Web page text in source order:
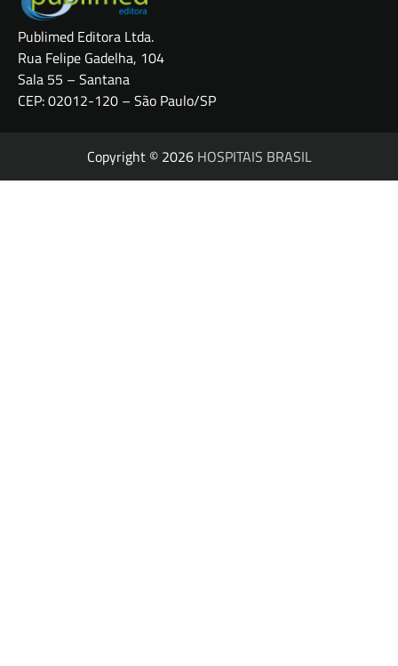
Publimed Editora Ltda.
Rua Felipe Gadelha, 104
Sala 55 – Santana
CEP: 02012-120 – São Paulo/SP
Copyright © 2026 HOSPITAIS BRASIL